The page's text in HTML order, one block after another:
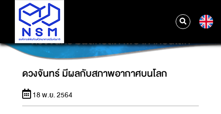
ดวงจันทร์ มีผลกับสภาพอากาศบนโลก
ดวงจันทร์ มีผลกับสภาพอากาศบนโลก
18 พ.ย. 2564